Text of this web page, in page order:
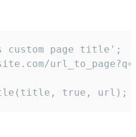
page title';
true, url);